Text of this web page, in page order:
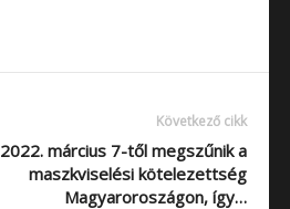
Következő cikk
2022. március 7-től megszűnik a
maszkviselési kötelezettség
Magyaroroszágon, így…